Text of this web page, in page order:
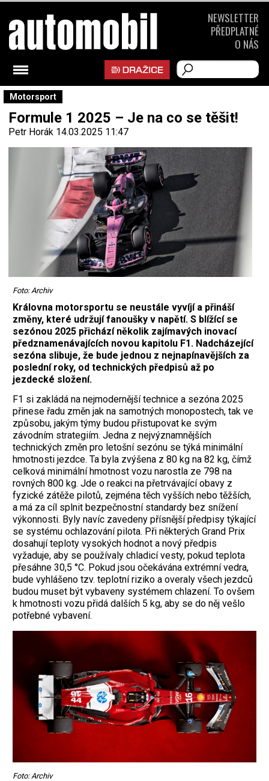
Motorsport
Formule 1 2025 – Je na co se těšit!
Petr Horák 14.03.2025 11:47
Foto: Archiv
Královna motorsportu se neustále vyvíjí a přináší
změny, které udržují fanoušky v napětí. S blížící se
sezónou 2025 přichází několik zajímavých inovací
předznamenávajících novou kapitolu F1. Nadcházející
sezóna slibuje, že bude jednou z nejnapínavějších za
poslední roky, od technických předpisů až po
jezdecké složení.
F1 si zakládá na nejmodernější technice a sezóna 2025
přinese řadu změn jak na samotných monopostech, tak ve
způsobu, jakým týmy budou přistupovat ke svým
závodním strategiím. Jedna z nejvýznamnějších
technických změn pro letošní sezónu se týká minimální
hmotnosti jezdce. Ta byla zvýšena z 80 kg na 82 kg, čímž
celková minimální hmotnost vozu narostla ze 798 na
rovných 800 kg. Jde o reakci na přetrvávající obavy z
fyzické zátěže pilotů, zejména těch vyšších nebo těžších,
a má za cíl splnit bezpečnostní standardy bez snížení
výkonnosti. Byly navíc zavedeny přísnější předpisy týkající
se systému ochlazování pilota. Při některých Grand Prix
dosahují teploty vysokých hodnot a nový předpis
vyžaduje, aby se používaly chladicí vesty, pokud teplota
přesáhne 30,5 °C. Pokud jsou očekávána extrémní vedra,
bude vyhlášeno tzv. teplotní riziko a overaly všech jezdců
budou muset být vybaveny systémem chlazení. To ovšem
k hmotnosti vozu přidá dalších 5 kg, aby se do něj vešlo
potřebné vybavení.
Foto: Archiv
NEWSLETTER
PŘEDPLATNÉ
O NÁS